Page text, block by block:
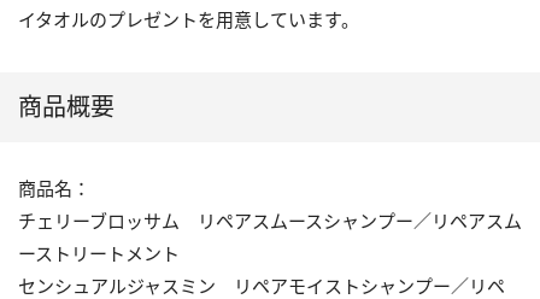
イタオルのプレゼントを用意しています。
商品概要
商品名：
チェリーブロッサム リペアスムースシャンプー／リペアスム
ーストリートメント
センシュアルジャスミン リペアモイストシャンプー／リペ